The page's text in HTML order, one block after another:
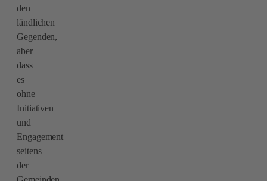
den
ländlichen
Gegenden,
aber
dass
es
ohne
Initiativen
und
Engagement
seitens
der